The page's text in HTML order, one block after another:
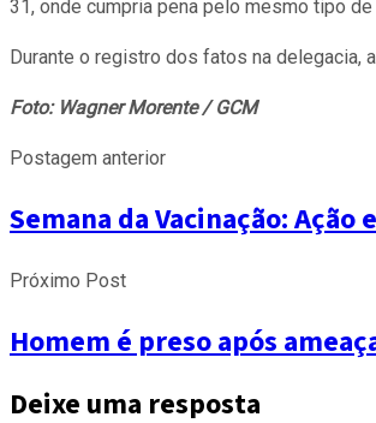
31, onde cumpria pena pelo mesmo tipo de
Durante o registro dos fatos na delegacia,
Foto: Wagner Morente / GCM
Postagem anterior
Semana da Vacinação:
Próximo Post
Homem é preso após
Deixe uma resposta